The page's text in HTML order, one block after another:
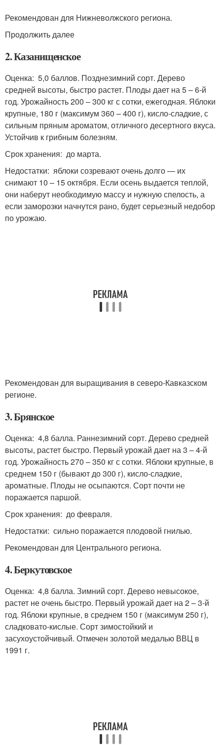
Рекомендован для Нижневолжского региона.
Продолжить далее
2. Казанищенское
Оценка: 5,0 баллов. Позднезимний сорт. Дерево
средней высоты, быстро растет. Плоды дает на 5 – 6-й
год. Урожайность 200 – 300 кг с сотки, ежегодная. Яблоки
крупные, 180 г (максимум 360 – 400 г), кисло-сладкие, с
сильным пряным ароматом, отличного десертного вкуса.
Устойчив к грибным болезням.
Срок хранения: до марта.
Недостатки: яблоки созревают очень долго — их
снимают 10 – 15 октября. Если осень выдается теплой,
они наберут необходимую массу и нужную спелость, а
если заморозки начнутся рано, будет серьезный недобор
по урожаю.
Рекомендован для выращивания в северо-Кавказском
регионе.
3. Брянское
Оценка: 4,8 балла. Раннезимний сорт. Дерево средней
высоты, растет быстро. Первый урожай дает на 3 – 4-й
год. Урожайность 270 – 350 кг с сотки. Яблоки крупные, в
среднем 150 г (бывают до 300 г), кисло-сладкие,
ароматные. Плоды не осыпаются. Сорт почти не
поражается паршой.
Срок хранения: до февраля.
Недостатки: сильно поражается плодовой гнилью.
Рекомендован для Центрального региона.
4. Беркутовское
Оценка: 4,8 балла. Зимний сорт. Дерево невысокое,
растет не очень быстро. Первый урожай дает на 2 – 3-й
год. Яблоки крупные, в среднем 150 г (максимум 250 г),
сладковато-кислые. Сорт зимостойкий и
засухоустойчивый. Отмечен золотой медалью ВВЦ в
1991 г.